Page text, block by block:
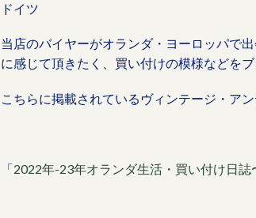
ドイツ
当店のバイヤーがオランダ・ヨーロッパで
に感じて頂きたく、買い付けの模様などをブ
こちらに掲載されているヴィンテージ・ア
「2022年-23年オランダ生活・買い付け日誌